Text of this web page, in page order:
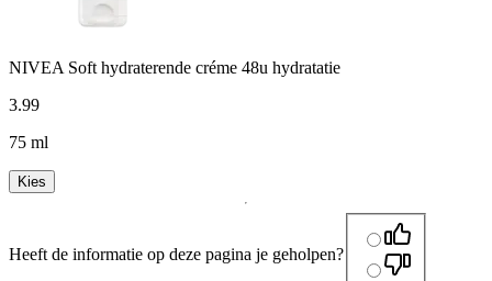
NIVEA Soft hydraterende créme 48u hydratatie
3.99
75 ml
Kies
Heeft de informatie op deze pagina je geholpen?